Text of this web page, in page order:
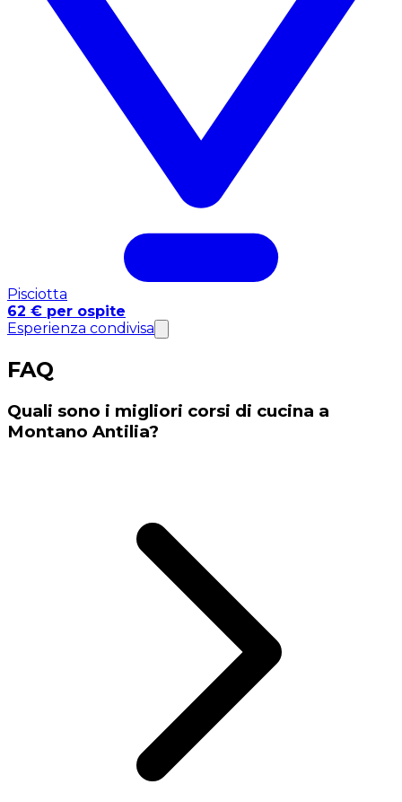
Pisciotta
62 € per ospite
Esperienza condivisa
FAQ
Quali sono i migliori corsi di cucina a
Montano Antilia?